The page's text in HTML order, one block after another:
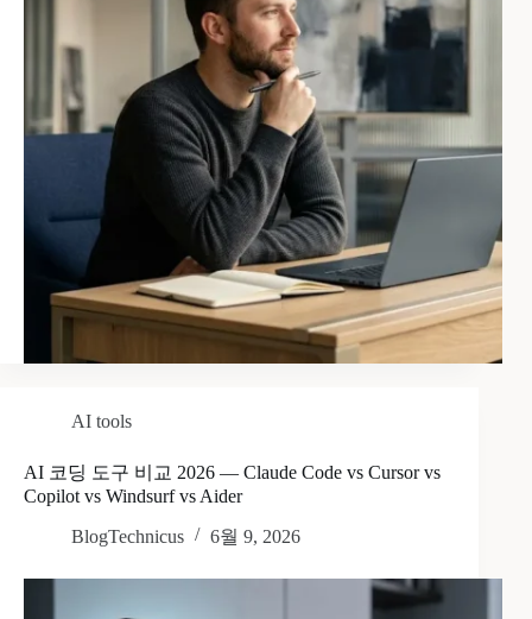
AI tools
AI 코딩 도구 비교 2026 — Claude Code vs Cursor vs
Copilot vs Windsurf vs Aider
BlogTechnicus
6월 9, 2026